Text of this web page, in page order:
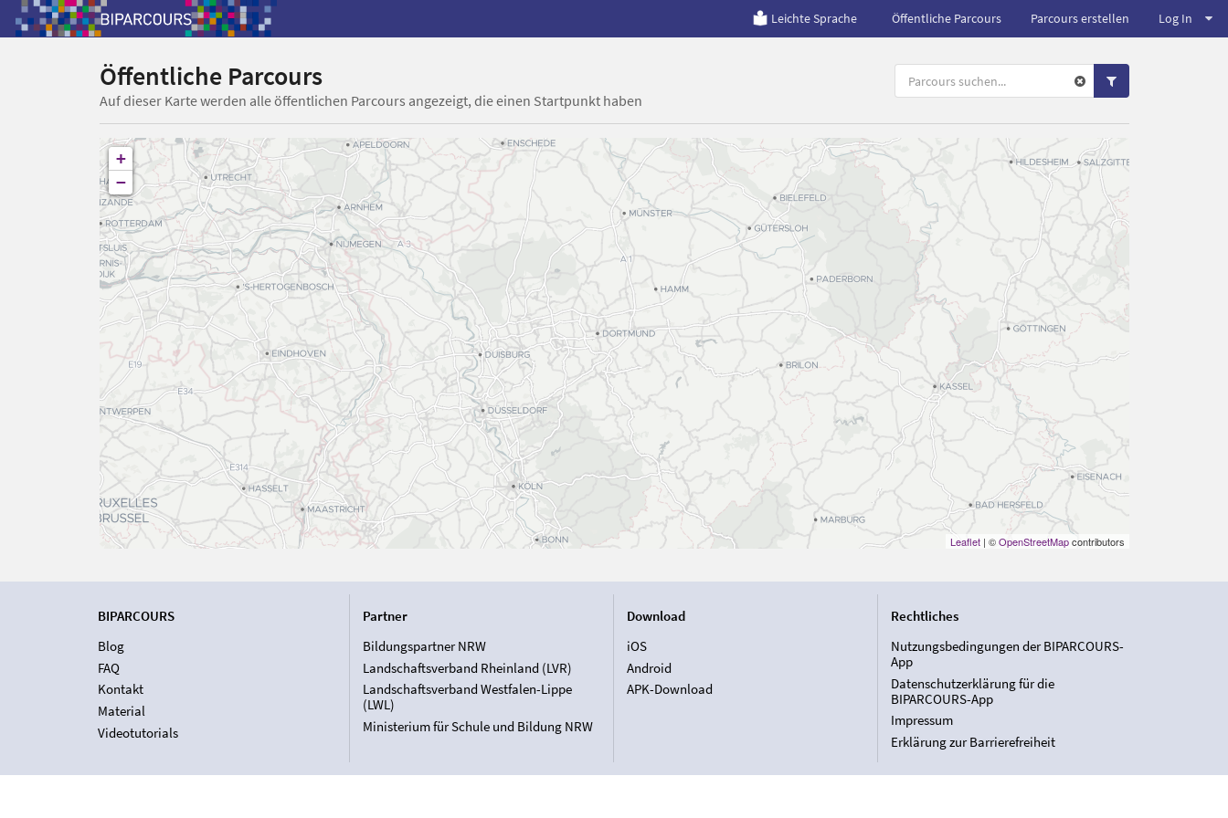
Leichte Sprache Öffentliche Parcours Parcours erstellen Log In
Öffentliche Parcours
Auf dieser Karte werden alle öffentlichen Parcours angezeigt, die einen Startpunkt haben
+
−
Leaflet| ©OpenStreetMapcontributors
BIPARCOURS
Blog
FAQ
Kontakt
Material
Videotutorials
Partner
Bildungspartner NRW
Landschaftsverband Rheinland (LVR)
Landschaftsverband Westfalen-Lippe
(LWL)
Ministerium für Schule und Bildung NRW
Download
iOS
Android
APK-Download
Rechtliches
Nutzungsbedingungen der BIPARCOURS-
App
Datenschutzerklärung für die
BIPARCOURS-App
Impressum
Erklärung zur Barrierefreiheit